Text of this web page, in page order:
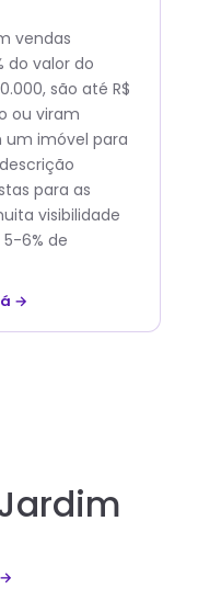
vendas
do valor do
são até R$
ou viram
imóvel para
para as
visibilidade
6% de
→
→